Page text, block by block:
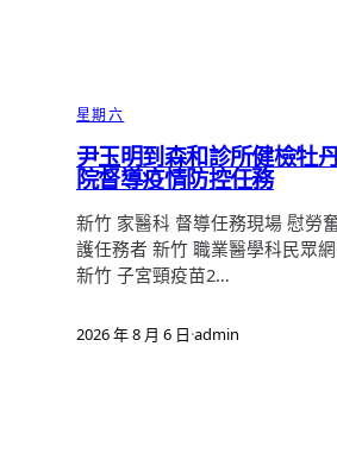
星期六
尹玉明到森和診所健檢牡
院督導疫情防控任務
新竹 家醫科 督導任務現場 慰勞
護任務者 新竹 職業醫學科民眾
新竹 子宮頸疫苗2…
2026 年 8 月 6 日·admin